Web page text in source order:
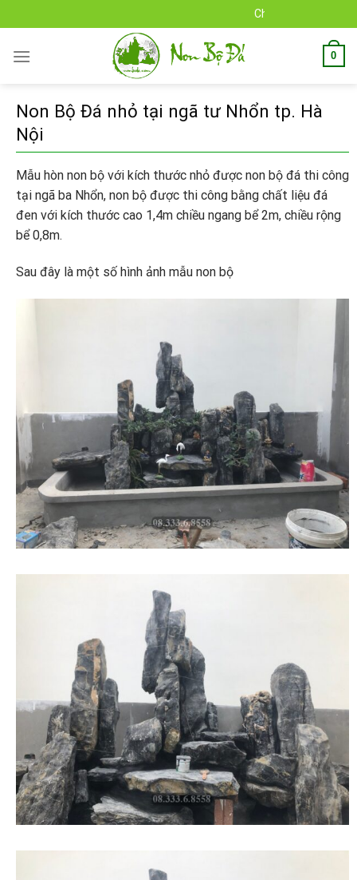
to
content
Chào mừng bạn đến với Non Bộ Đá
0
Non Bộ Đá nhỏ tại ngã tư Nhổn tp. Hà
Nội
Mẫu hòn non bộ với kích thước nhỏ được non bộ đá thi công
tại ngã ba Nhổn, non bộ được thi công bằng chất liệu đá
đen với kích thước cao 1,4m chiều ngang bể 2m, chiều rộng
bể 0,8m.
Sau đây là một số hình ảnh mẫu non bộ